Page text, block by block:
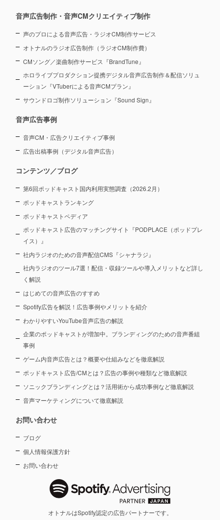
音声広告制作・音声CMクリエイティブ制作
声のプロによる音声広告・ラジオCM制作サービス
オトナルのラジオ広告制作（ラジオCM制作費）
CMソング／楽曲制作サービス『BrandTune』
ホロライブプロダクション提携デジタル音声広告制作＆配信ソリュ
ーション 『VTuberによる音声CMプラン』
サウンドロゴ制作ソリューション『Sound Sign』
音声広告事例
音声CM・広告クリエイティブ事例
広告出稿事例（デジタル音声広告）
コンテンツ／ブログ
第6回ポッドキャスト国内利用実態調査（2026.2月）
ポッドキャストランキング
ポッドキャストペディア
ポッドキャスト広告のマッチングサイト『PODPLACE（ポッドプレ
イス）』
社内ラジオのための音声配信CMS『シャナラジ』
社内ラジオのツール7選！配信・収録ツールや導入メリットなど詳し
く解説
はじめての音声広告のすすめ
Spotify広告を解説！広告事例やメリットを紹介
わかりやすいYouTube音声広告の解説
企業のポッドキャストが増加中。ブランディングのための音声番組
事例
ゲーム内音声広告とは？概要や仕組みなどを徹底解説
ポッドキャスト広告/CMとは？広告の事例や種類など徹底解説
ソニックブランディングとは？活用術から成功事例など徹底解説
音声マーケティングについて徹底解説
お問い合わせ
ブログ
個人情報保護方針
お問い合わせ
オトナルはSpotify認定の広告パートナーです。